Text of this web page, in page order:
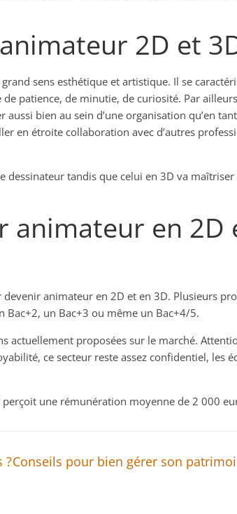
2D et
sens esthétique et artistique. Il se
patience, de minutie, de curiosité. Par
bien au sein d’une organisation qu’en
en étroite collaboration avec d’autres
dessinateur tandis que celui en 3D va
animateur en 2D
animateur en 2D et en 3D. Plusieurs
Bac+2, un Bac+3 ou même un Bac+4/5.
actuellement proposées sur le marché.
ce secteur reste assez confidentiel, les
une rémunération moyenne de 2 000
?Conseils pour bien gérer son